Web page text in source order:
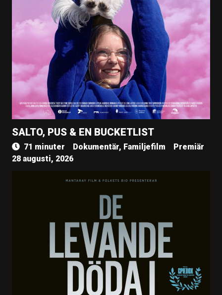
SALTO, PUS & EN BUCKETLIST
71 minuter Dokumentär, Familjefilm
Premiär
28 augusti, 2026